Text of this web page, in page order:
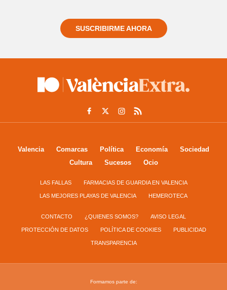
SUSCRIBIRME AHORA
Valencia Comarcas Política Economía
Sociedad
Cultura
Sucesos Ocio
LAS FALLAS FARMACIAS DE GUARDIA EN VALENCIA
LAS MEJORES PLAYAS DE VALENCIA HEMEROTECA
CONTACTO ¿QUIENES SOMOS? AVISO LEGAL
PROTECCIÓN DE DATOS POLÍTICA DE COOKIES PUBLICIDAD
TRANSPARENCIA
Formamos parte de: